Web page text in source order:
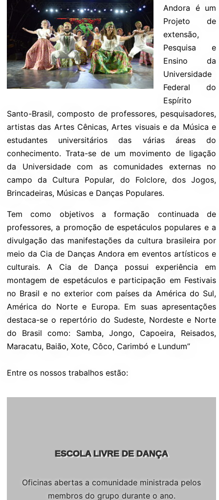
Andora é um
Projeto de
extensão,
Pesquisa e
Ensino da
Universidade
Federal do
Espírito
Santo-Brasil, composto de professores, pesquisadores,
artistas das Artes Cênicas, Artes visuais e da Música e
estudantes universitários das várias áreas do
conhecimento. Trata-se de um movimento de ligação
da Universidade com as comunidades externas no
campo da Cultura Popular, do Folclore, dos Jogos,
Brincadeiras, Músicas e Danças Populares.
Tem como objetivos a formação continuada de
professores, a promoção de espetáculos populares e a
divulgação das manifestações da cultura brasileira por
meio da Cia de Danças Andora em eventos artísticos e
culturais. A Cia de Dança possui experiência em
montagem de espetáculos e participação em Festivais
no Brasil e no exterior com países da América do Sul,
América do Norte e Europa. Em suas apresentações
destaca-se o repertório do Sudeste, Nordeste e Norte
do Brasil como: Samba, Jongo, Capoeira, Reisados,
Maracatu, Baião, Xote, Côco, Carimbó e Lundum”
Entre os nossos trabalhos estão:
ESCOLA LIVRE DE DANÇA
Oficinas abertas a comunidade ministrada pelos
membros do grupo durante o ano.